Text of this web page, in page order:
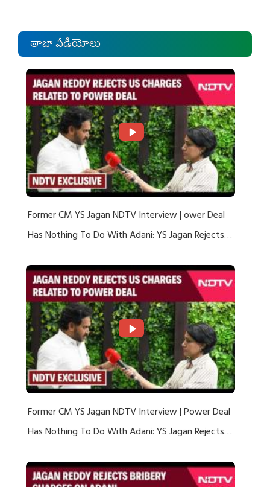
తాజా వీడియోలు
Former CM YS Jagan NDTV Interview | ower Deal
Has Nothing To Do With Adani: YS Jagan Rejects
Former CM YS Jagan NDTV Interview | Power Deal
Has Nothing To Do With Adani: YS Jagan Rejects